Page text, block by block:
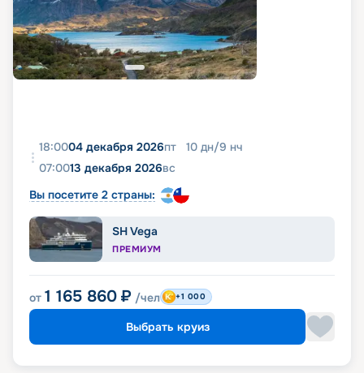
18:0004 декабря 2026пт 10 дн/9 нч
07:0013 декабря 2026вс
Вы посетите 2 страны:
SH Vega
ПРЕМИУМ
от 1 165 860 ₽ /чел +1 000
Выбрать круиз